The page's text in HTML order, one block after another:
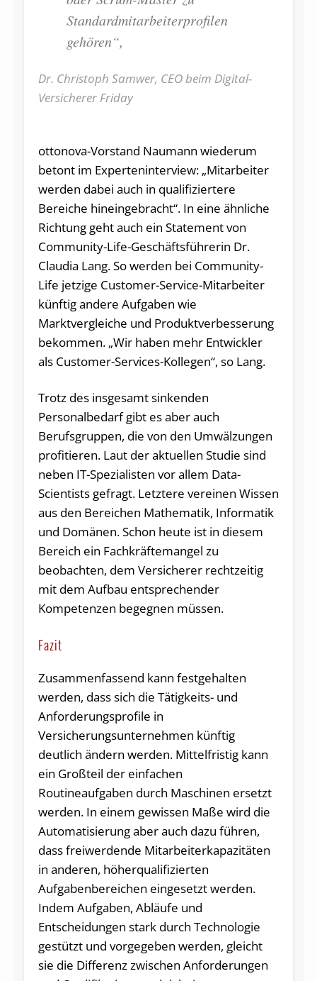
Standardmitarbeiterprofilen
gehören“,
Dr. Christoph Samwer, CEO beim Digital-
Versicherer Friday
ottonova-Vorstand Naumann wiederum
betont im Experteninterview: „Mitarbeiter
werden dabei auch in qualifiziertere
Bereiche hineingebracht“. In eine ähnliche
Richtung geht auch ein Statement von
Community-Life-Geschäftsführerin Dr.
Claudia Lang. So werden bei Community-
Life jetzige Customer-Service-Mitarbeiter
künftig andere Aufgaben wie
Marktvergleiche und Produktverbesserung
bekommen. „Wir haben mehr Entwickler
als Customer-Services-Kollegen“, so Lang.
Trotz des insgesamt sinkenden
Personalbedarf gibt es aber auch
Berufsgruppen, die von den Umwälzungen
profitieren. Laut der aktuellen Studie sind
neben IT-Spezialisten vor allem Data-
Scientists gefragt. Letztere vereinen Wissen
aus den Bereichen Mathematik, Informatik
und Domänen. Schon heute ist in diesem
Bereich ein Fachkräftemangel zu
beobachten, dem Versicherer rechtzeitig
mit dem Aufbau entsprechender
Kompetenzen begegnen müssen.
Fazit
Zusammenfassend kann festgehalten
werden, dass sich die Tätigkeits- und
Anforderungsprofile in
Versicherungsunternehmen künftig
deutlich ändern werden. Mittelfristig kann
ein Großteil der einfachen
Routineaufgaben durch Maschinen ersetzt
werden. In einem gewissen Maße wird die
Automatisierung aber auch dazu führen,
dass freiwerdende Mitarbeiterkapazitäten
in anderen, höherqualifizierten
Aufgabenbereichen eingesetzt werden.
Indem Aufgaben, Abläufe und
Entscheidungen stark durch Technologie
gestützt und vorgegeben werden, gleicht
sie die Differenz zwischen Anforderungen